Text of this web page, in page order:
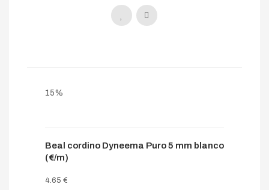
15%
Beal cordino Dyneema Puro 5 mm blanco
(€/m)
4.65 €